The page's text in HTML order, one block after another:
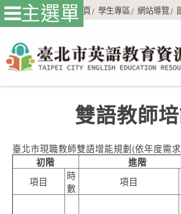
首頁 學生專區 網站導覽
主選單
雙語教師
臺北市現職教師雙語增能規劃(依年度需
初階 進階
項目
時
數
項目